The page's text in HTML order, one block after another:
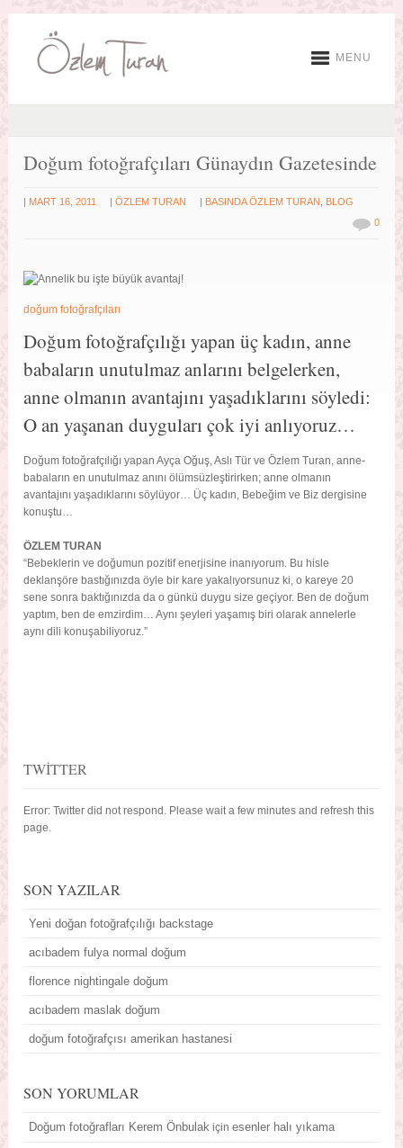
MENU
Doğum fotoğrafçıları Günaydın Gazetesinde
| MART 16, 2011 |ÖZLEM TURAN | BASINDA ÖZLEM TURAN
BLOG
0
doğum fotoğrafçıları
Doğum fotoğrafçılığı yapan üç kadın, anne
babaların unutulmaz anlarını belgelerken,
anne olmanın avantajını yaşadıklarını söyledi:
O an yaşanan duyguları çok iyi anlıyoruz…
Doğum fotoğrafçılığı yapan Ayça Oğuş, Aslı Tür ve Özlem Turan, anne-
babaların en unutulmaz anını ölümsüzleştirirken; anne olmanın
avantajını yaşadıklarını söylüyor… Üç kadın, Bebeğim ve Biz dergisine
konuştu…
ÖZLEM TURAN
“Bebeklerin ve doğumun pozitif enerjisine inanıyorum. Bu hisle
deklanşöre bastığınızda öyle bir kare yakalıyorsunuz ki, o kareye 20
sene sonra baktığınızda da o günkü duygu size geçiyor. Ben de doğum
yaptım, ben de emzirdim… Aynı şeyleri yaşamış biri olarak annelerle
aynı dili konuşabiliyoruz.”
TWITTER
Error: Twitter did not respond. Please wait a few minutes and refresh this
page.
SON YAZILAR
Yeni doğan fotoğrafçılığı backstage
acıbadem fulya normal doğum
florence nightingale doğum
acıbadem maslak doğum
doğum fotoğrafçısı amerikan hastanesi
SON YORUMLAR
Doğum fotoğrafları Kerem Önbulak içinesenler halı yıkama